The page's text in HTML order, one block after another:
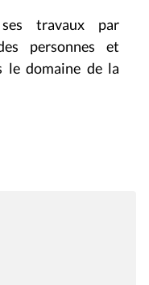
travaux par
personnes et
le domaine de la